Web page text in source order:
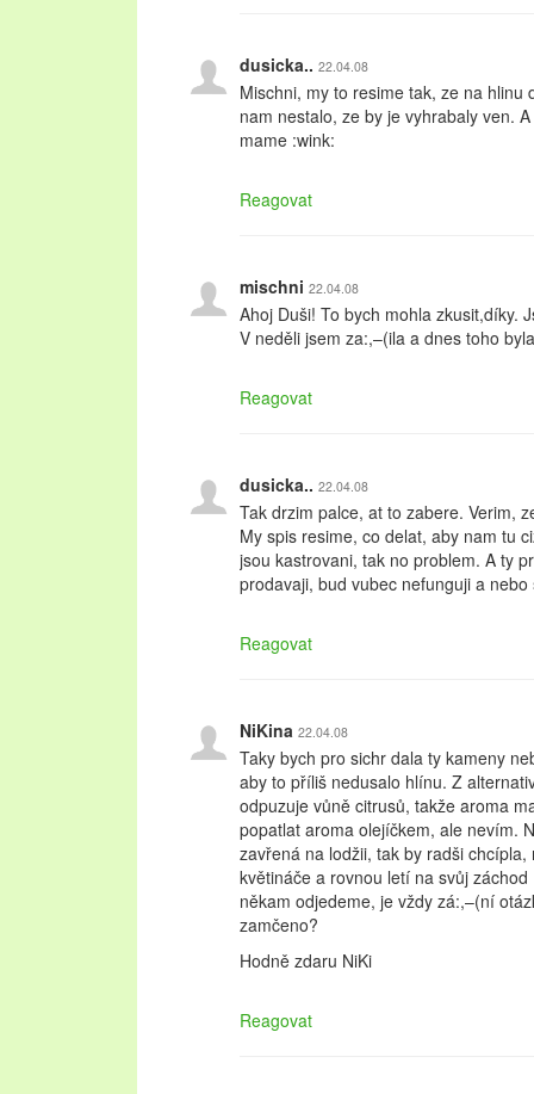
dusicka.. 22.04.08
Mischni, my to resime tak, ze na hlinu
nam nestalo, ze by je vyhrabaly ven.
mame :wink:
Reagovat
mischni 22.04.08
Ahoj Duši! To bych mohla zkusit,díky.
V neděli jsem za:,–(ila a dnes toho
Reagovat
dusicka.. 22.04.08
Tak drzim palce, at to zabere. Verim,
My spis resime, co delat, aby nam tu
jsou kastrovani, tak no problem. A ty
prodavaji, bud vubec nefunguji a
Reagovat
NiKina 22.04.08
Taky bych pro sichr dala ty kameny
aby to příliš nedusalo hlínu. Z
odpuzuje vůně citrusů, takže aroma
popatlat aroma olejíčkem, ale nevím.
zavřená na lodžii, tak by radši
květináče a rovnou letí na svůj
někam odjedeme, je vždy zá:,–(ní
zamčeno?
Hodně zdaru NiKi
Reagovat